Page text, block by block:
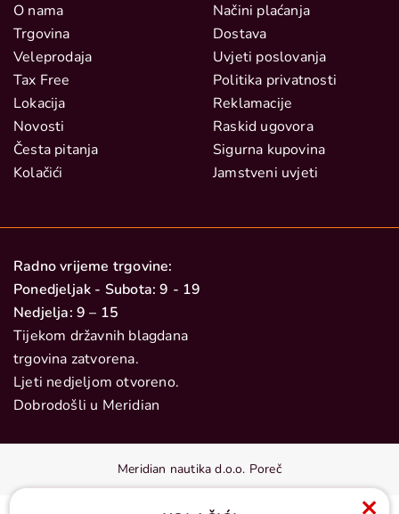
O nama
Trgovina
Veleprodaja
Tax Free
Lokacija
Novosti
Česta pitanja
Kolačići
Načini plaćanja
Dostava
Uvjeti poslovanja
Politika privatnosti
Reklamacije
Raskid ugovora
Sigurna kupovina
Jamstveni uvjeti
Radno vrijeme trgovine:
Ponedjeljak - Subota: 9 - 19
Nedjelja: 9 – 15
Tijekom državnih blagdana
trgovina zatvorena.
Ljeti nedjeljom otvoreno.
Dobrodošli u Meridian
Meridian nautika d.o.o. Poreč